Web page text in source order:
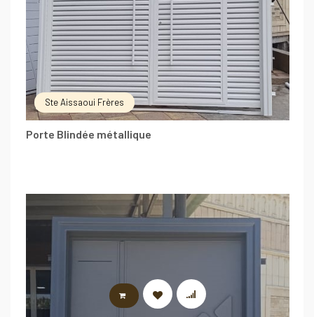
Ste Aissaoui Frères
Porte Blindée métallique
LIRE LA SUITE